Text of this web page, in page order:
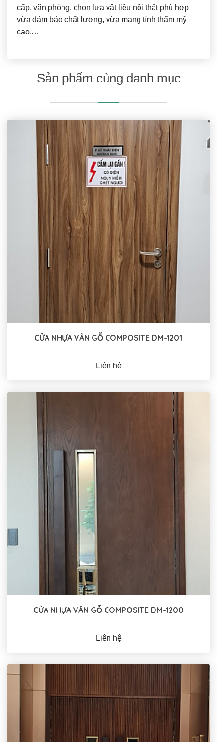
cấp, văn phòng, chọn lựa vật liệu nội thất phù hợp
vừa đảm bảo chất lượng, vừa mang tính thẩm mỹ
cao.…
Sản phẩm cùng danh mục
CỬA NHỰA VÂN GỖ COMPOSITE DM-1201
Liên hệ
CỬA NHỰA VÂN GỖ COMPOSITE DM-1200
Liên hệ